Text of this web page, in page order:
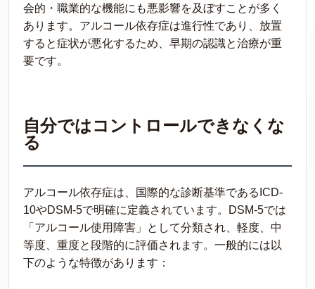
会的・職業的な機能にも悪影響を及ぼすことが多く
あります。アルコール依存症は進行性であり、放置
すると症状が悪化するため、早期の認識と治療が重
要です。
自分ではコントロールできなくな
る
アルコール依存症は、国際的な診断基準であるICD-
10やDSM-5で明確に定義されています。DSM-5では
「アルコール使用障害」として分類され、軽度、中
等度、重度と段階的に評価されます。一般的には以
下のような特徴があります：